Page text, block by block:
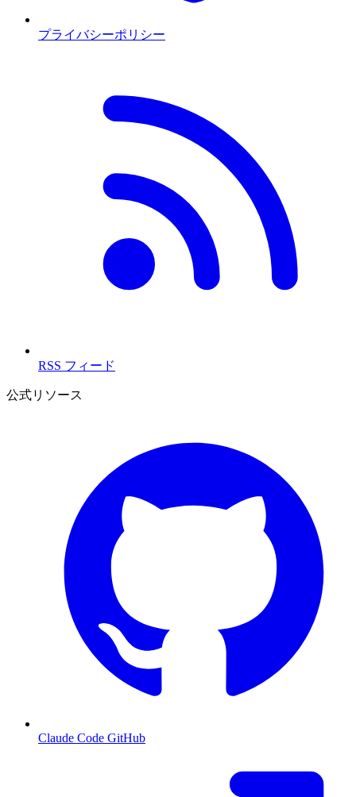
プライバシーポリシー
RSS フィード
公式リソース
Claude Code GitHub